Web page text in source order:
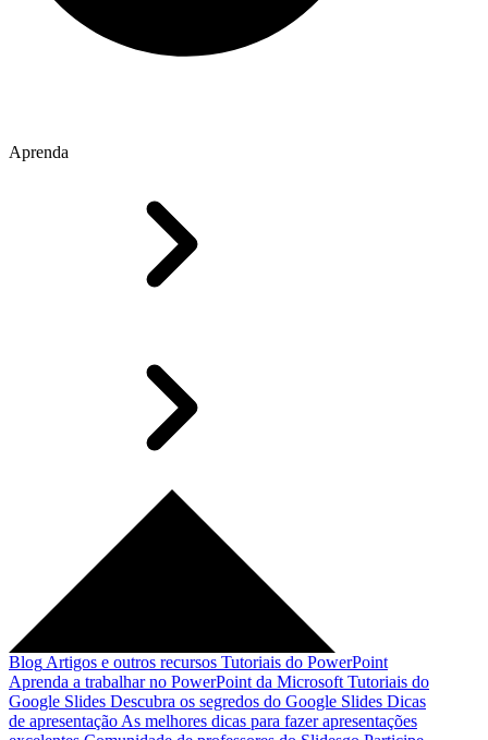
Aprenda
Blog Artigos e outros recursos Tutoriais do PowerPoint
Aprenda a trabalhar no PowerPoint da Microsoft Tutoriais do
Google Slides Descubra os segredos do Google Slides Dicas
de apresentação As melhores dicas para fazer apresentações